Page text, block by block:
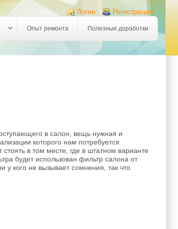
Логин Регистрация
Опыт ремонта Полезные доработки
в салон, вещь нужная и
которого нам потребуется
в том месте, где в штатном варианте
будет использован фильтр салона от
кого не вызывает сомнения, так что